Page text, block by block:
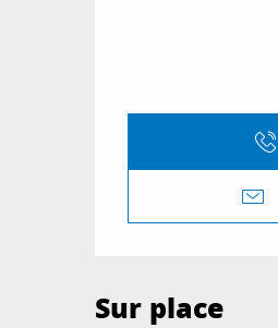
Sur place